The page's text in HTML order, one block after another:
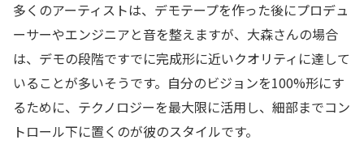
多くのアーティストは、デモテープを作った後にプロデュ
ーサーやエンジニアと音を整えますが、大森さんの場合
は、デモの段階ですでに完成形に近いクオリティに達して
いることが多いそうです。自分のビジョンを100%形にす
るために、テクノロジーを最大限に活用し、細部までコン
トロール下に置くのが彼のスタイルです。